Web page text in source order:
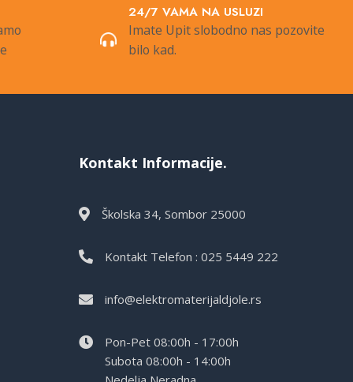
24/7 VAMA NA USLUZI
Imate Upit slobodno nas pozovite
bilo kad.
Kontakt Informacije.
Školska 34, Sombor 25000
Kontakt Telefon : 025 5449 222
info@elektromaterijaldjole.rs
Pon-Pet 08:00h - 17:00h
Subota 08:00h - 14:00h